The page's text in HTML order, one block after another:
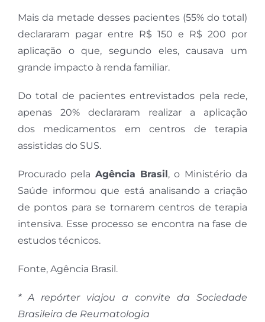
Mais da metade desses pacientes (55% do total)
declararam pagar entre R$ 150 e R$ 200 por
aplicação o que, segundo eles, causava um
grande impacto à renda familiar.
Do total de pacientes entrevistados pela rede,
apenas 20% declararam realizar a aplicação
dos medicamentos em centros de terapia
assistidas do SUS.
Procurado pela Agência Brasil, o Ministério da
Saúde informou que está analisando a criação
de pontos para se tornarem centros de terapia
intensiva. Esse processo se encontra na fase de
estudos técnicos.
Fonte, Agência Brasil.
* A repórter viajou a convite da Sociedade
Brasileira de Reumatologia